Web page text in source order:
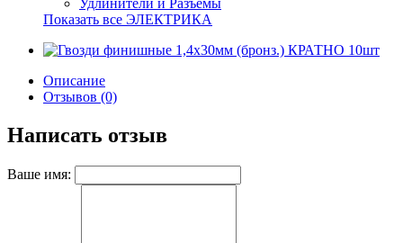
Удлинители и Разъемы
Показать все ЭЛЕКТРИКА
Описание
Отзывов (0)
Написать отзыв
Ваше имя: